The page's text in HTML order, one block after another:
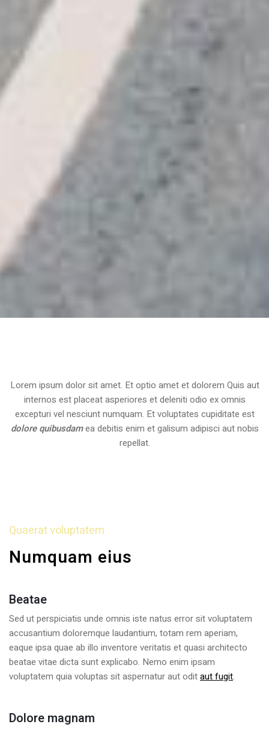
Lorem ipsum dolor sit amet. Et optio amet et dolorem Quis aut
internos est placeat asperiores et deleniti odio ex omnis
excepturi vel nesciunt numquam. Et voluptates cupiditate est
dolore quibusdamea debitis enim et galisum adipisci aut nobis
repellat.
Quaerat voluptatem
Numquam eius
Beatae
Sed ut perspiciatis unde omnis iste natus error sit voluptatem
accusantium doloremque laudantium, totam rem aperiam,
eaque ipsa quae ab illo inventore veritatis et quasi architecto
beatae vitae dicta sunt explicabo. Nemo enim ipsam
voluptatem quia voluptas sit aspernatur aut oditaut fugit.
Dolore magnam